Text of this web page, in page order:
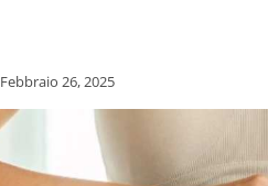
Febbraio 26, 2025